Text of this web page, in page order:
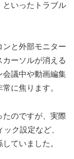
といったトラブル
と外部モニター
ーソルが消える
会議中や動画編集
に焦ります。
のですが、実際
ク設定など、
ていました。